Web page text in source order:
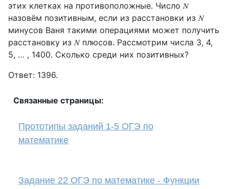
этих клетках на противоположные. Число 𝑁
назовём позитивным, если из расстановки из 𝑁
минусов Ваня такими операциями может получить
расстановку из 𝑁 плюсов. Рассмотрим числа 3, 4,
5, … , 1400. Сколько среди них позитивных?
Ответ: 1396.
Связанные страницы:
Прототипы заданий 1-5 ОГЭ по
математике
Задание 22 ОГЭ по математике - Функции